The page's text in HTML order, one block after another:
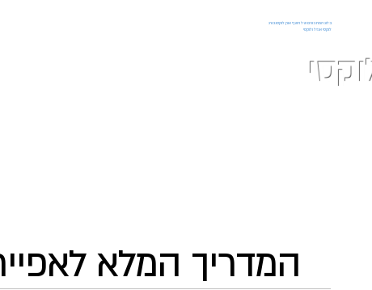
בלוג המתכונים של השף אורן לוקסנבורג
לוקסי אנזל ולוקסי
המדריך המלא